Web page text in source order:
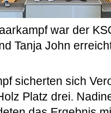
war der
Tanja John
sicherten sich
Platz drei.